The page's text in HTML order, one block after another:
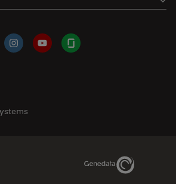
InstagramYouTubeGlassdoor
Genedata Link